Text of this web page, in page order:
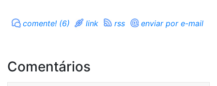
comente! (6) link rss enviar por e-mail
Comentários